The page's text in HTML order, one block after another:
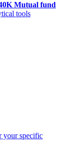
Mutual fund
tools
your specific